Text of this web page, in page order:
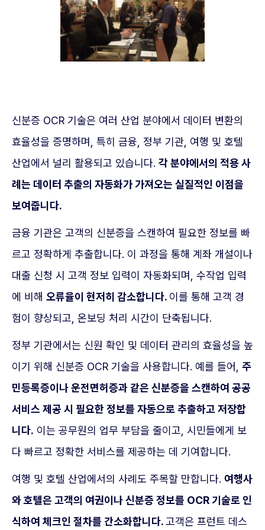
신분증 OCR 기술은 여러 산업 분야에서 데이터 변환의
효율성을 증명하며, 특히 금융, 정부 기관, 여행 및 호텔
산업에서 널리 활용되고 있습니다. 각 분야에서의 적용 사
례는 데이터 추출의 자동화가 가져오는 실질적인 이점을
보여줍니다.
금융 기관은 고객의 신분증을 스캔하여 필요한 정보를 빠
르고 정확하게 추출합니다. 이 과정을 통해 계좌 개설이나
대출 신청 시 고객 정보 입력이 자동화되며, 수작업 입력
에 비해 오류율이 현저히 감소합니다. 이를 통해 고객 경
험이 향상되고, 온보딩 처리 시간이 단축됩니다.
정부 기관에서는 신원 확인 및 데이터 관리의 효율성을 높
이기 위해 신분증 OCR 기술을 사용합니다. 예를 들어, 주
민등록증이나 운전면허증과 같은 신분증을 스캔하여 공공
서비스 제공 시 필요한 정보를 자동으로 추출하고 저장합
니다. 이는 공무원의 업무 부담을 줄이고, 시민들에게 보
다 빠르고 정확한 서비스를 제공하는 데 기여합니다.
여행 및 호텔 산업에서의 사례도 주목할 만합니다. 여행사
와 호텔은 고객의 여권이나 신분증 정보를 OCR 기술로 인
식하여 체크인 절차를 간소화합니다.고객은 프런트 데스